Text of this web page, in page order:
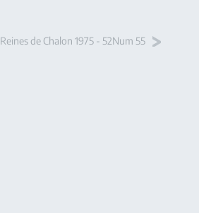
Reines de Chalon 1975 - 52Num 55